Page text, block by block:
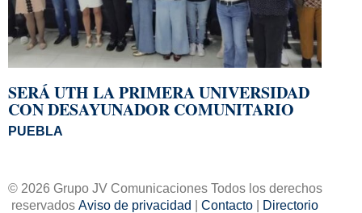
SERÁ UTH LA PRIMERA UNIVERSIDAD
CON DESAYUNADOR COMUNITARIO
PUEBLA
© 2026 Grupo JV Comunicaciones Todos los derechos
reservados Aviso de privacidad Contacto
Directorio